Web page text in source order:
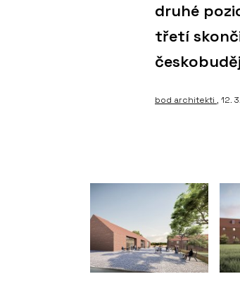
druhé
třetí
bod architekti , 12.